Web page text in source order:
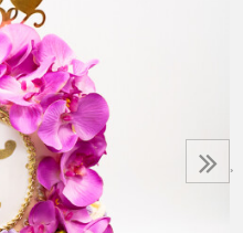
›